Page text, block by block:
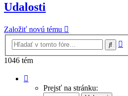
Udalosti
Založiť novú tému
Hľadať
1046 tém
Prejsť na stránku: